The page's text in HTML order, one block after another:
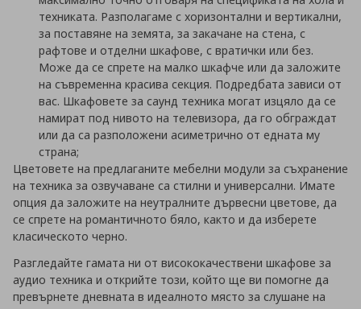
техниката. Разполагаме с хоризонтални и вертикални,
за поставяне на земята, за закачане на стена, с
рафтове и отделни шкафове, с вратички или без.
Може да се спрете на малко шкафче или да заложите
на съвременна красива секция. Подредбата зависи от
вас. Шкафовете за саунд техника могат изцяло да се
намират под нивото на телевизора, да го обграждат
или да са разположени асиметрично от едната му
страна;
Цветовете на предлаганите мебелни модули за съхранение
на техника за озвучаване са стилни и универсални. Имате
опция да заложите на неутралните дървесни цветове, да
се спрете на романтичното бяло, както и да изберете
класическото черно.
Разгледайте гамата ни от висококачествени шкафове за
аудио техника и открийте този, който ще ви помогне да
превърнете дневната в идеалното място за слушане на